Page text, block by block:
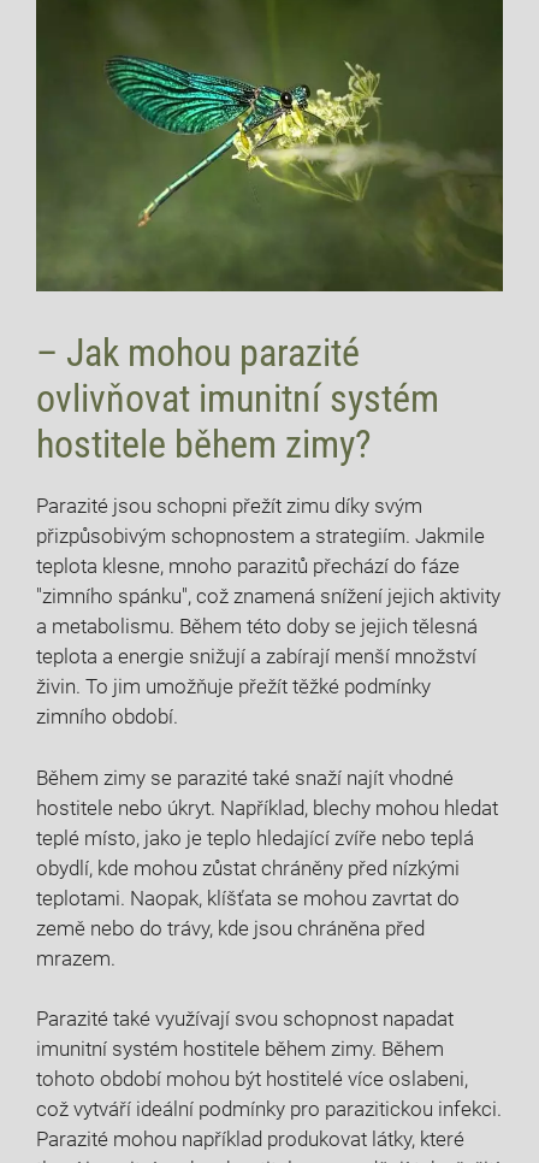
– Jak mohou parazité
ovlivňovat imunitní systém
hostitele během zimy?
Parazité jsou schopni přežít zimu díky svým
přizpůsobivým schopnostem a strategiím. Jakmile
teplota klesne, mnoho parazitů přechází do fáze
"zimního spánku", což znamená snížení jejich aktivity
a metabolismu. Během této doby se jejich tělesná
teplota a energie snižují a zabírají menší množství
živin. To jim umožňuje přežít těžké podmínky
zimního období.
Během zimy se parazité také snaží najít vhodné
hostitele nebo úkryt. Například, blechy mohou hledat
teplé místo, jako je teplo hledající zvíře nebo teplá
obydlí, kde mohou zůstat chráněny před nízkými
teplotami. Naopak, klíšťata se mohou zavrtat do
země nebo do trávy, kde jsou chráněna před
mrazem.
Parazité také využívají svou schopnost napadat
imunitní systém hostitele během zimy. Během
tohoto období mohou být hostitelé více oslabeni,
což vytváří ideální podmínky pro parazitickou infekci.
Parazité mohou například produkovat látky, které